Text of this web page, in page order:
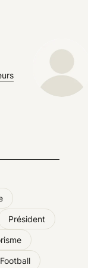
Président
Football